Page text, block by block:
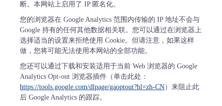
断。本网站上启用了 IP 匿名化。
您的浏览器在 Google Analytics 范围内传输的 IP 地址不会与
Google 持有的任何其他数据相关联。您可以通过在浏览器上
选择适当的设置来拒绝使用 Cookie。但请注意，如果这样
做，您将可能无法使用本网站的全部功能。
您还可以通过下载和安装适用于当前 Web 浏览器的 Google
Analytics Opt-out 浏览器插件（单击此处：
https://tools.google.com/dlpage/gaoptout?hl=zh-CN）来阻止此
后 Google Analytics 的跟踪。